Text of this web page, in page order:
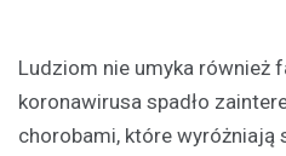
Ludziom nie umyka również
koronawirusa spadło
chorobami, które wyróżniają